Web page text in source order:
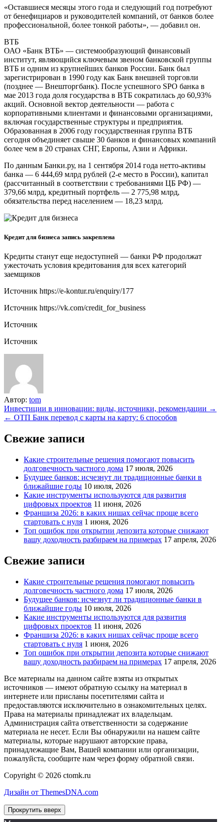
«Оставшиеся месяцы этого года и следующий год потребуют
от бенефициаров и руководителей компаний, от банков более
профессиональной, более тонкой работы», — добавил он.
ВТБ
ОАО «Банк ВТБ» — системообразующий финансовый
институт, являющийся ключевым звеном банковской группы
ВТБ и одним из крупнейших банков России. Банк был
зарегистрирован в 1990 году как Банк внешней торговли
(позднее — Внешторгбанк). После успешного SPO банка в
мае 2013 года доля государства в ВТБ сократилась до 60,93%
акций. Основной вектор деятельности — работа с
корпоративными клиентами и финансовыми организациями,
включая государственные структуры и предприятия.
Образованная в 2006 году государственная группа ВТБ
сегодня объединяет свыше 30 банков и финансовых компаний
более чем в 20 странах СНГ, Европы, Азии и Африки.
По данным Банки.ру, на 1 сентября 2014 года нетто-активы
банка — 6 444,69 млрд рублей (2-е место в России), капитал
(рассчитанный в соответствии с требованиями ЦБ РФ) —
379,66 млрд, кредитный портфель — 2 775,98 млрд,
обязательства перед населением — 18,23 млрд.
Кредит для бизнеса запись закреплена
Кредиты станут еще недоступней — банки РФ продолжат
ужесточать условия кредитования для всех категорий
заемщиков
Источник https://e-kontur.ru/enquiry/177
Источник https://vk.com/credit_for_business
Источник
Источник
Автор: tom
Навигация
по
записям
Инвестиции в инновации: виды, источники, рекомендации →
← ОТП Банк перевод с карты на карту: 6 способов
Свежие записи
Какие строительные решения помогают повысить
долговечность частного дома 17 июля, 2026
Будущее банков: исчезнут ли традиционные банки в
ближайшие годы 10 июля, 2026
Какие инструменты используются для развития
цифровых проектов 11 июня, 2026
Франшиза 2026: в каких нишах сейчас проще всего
стартовать с нуля 1 июня, 2026
Топ ошибок при открытии депозита которые снижают
вашу доходность разбираем на примерах 17 апреля, 2026
Свежие записи
Какие строительные решения помогают повысить
долговечность частного дома 17 июля, 2026
Будущее банков: исчезнут ли традиционные банки в
ближайшие годы 10 июля, 2026
Какие инструменты используются для развития
цифровых проектов 11 июня, 2026
Франшиза 2026: в каких нишах сейчас проще всего
стартовать с нуля 1 июня, 2026
Топ ошибок при открытии депозита которые снижают
вашу доходность разбираем на примерах 17 апреля, 2026
Все материалы на данном сайте взяты из открытых
источников — имеют обратную ссылку на материал в
интернете или присланы посетителями сайта и
предоставляются исключительно в ознакомительных целях.
Права на материалы принадлежат их владельцам.
Администрация сайта ответственности за содержание
материала не несет. Если Вы обнаружили на нашем сайте
материалы, которые нарушают авторские права,
принадлежащие Вам, Вашей компании или организации,
пожалуйста, сообщите нам через форму обратной связи.
Copyright © 2026 ctomk.ru
Дизайн от ThemesDNA.com
Прокрутить вверх